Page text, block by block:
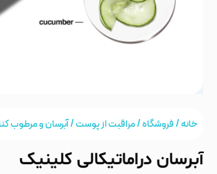
خانه/فروشگاه/مراقبت از پوست/آبرسان و مرطوب
آبرسان دراماتیکالی کلینیک